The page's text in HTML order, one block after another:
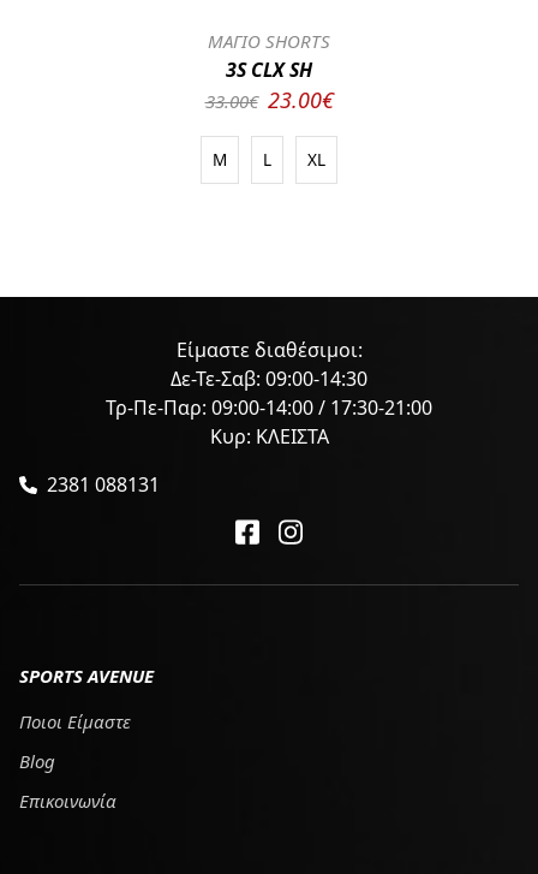
ΜΑΓΙΟ SHORTS
3S CLX SH
33.00€ 23.00€
M L XL
Είμαστε διαθέσιμοι:
Δε-Τε-Σαβ: 09:00-14:30
Τρ-Πε-Παρ: 09:00-14:00 / 17:30-21:00
Κυρ: ΚΛΕΙΣΤΑ
2381 088131
SPORTS AVENUE
Ποιοι Είμαστε
Blog
Επικοινωνία